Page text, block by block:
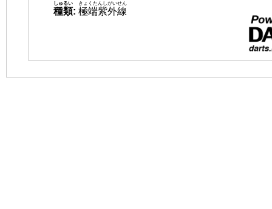
種類
しゅるい
: 極端紫外線
きょくたんしがいせん